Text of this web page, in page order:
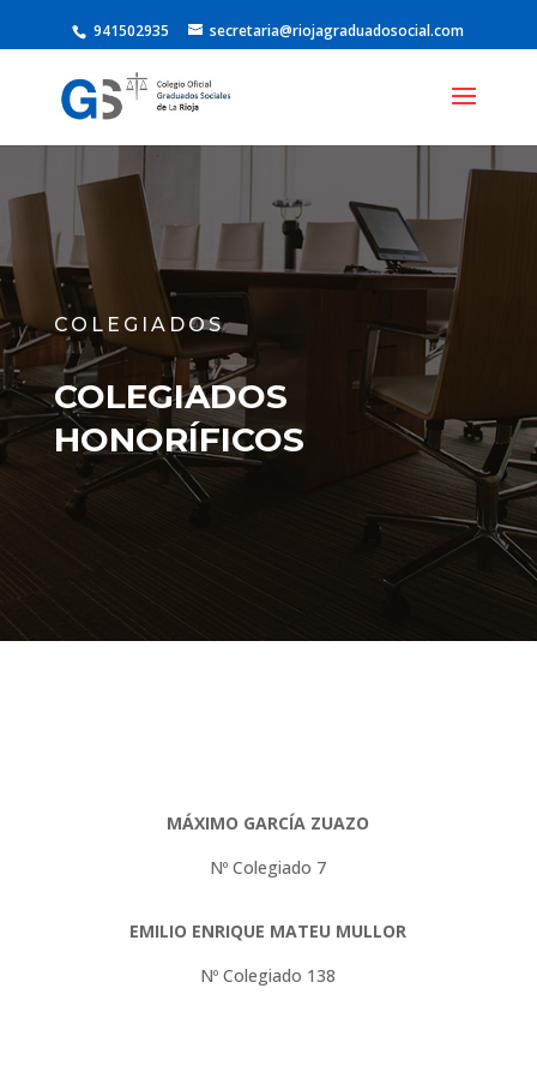
941502935 secretaria@riojagraduadosocial.com
COLEGIADOS
COLEGIADOS
HONORÍFICOS
MÁXIMO GARCÍA ZUAZO
Nº Colegiado 7
EMILIO ENRIQUE MATEU MULLOR
Nº Colegiado 138